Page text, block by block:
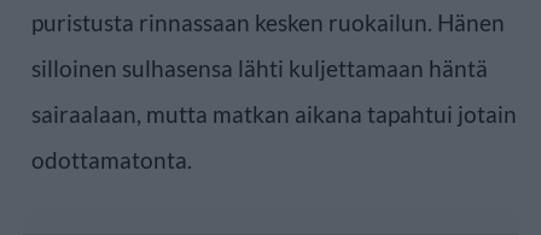
puristusta rinnassaan kesken ruokailun. Hänen
silloinen sulhasensa lähti kuljettamaan häntä
sairaalaan, mutta matkan aikana tapahtui jotain
odottamatonta.